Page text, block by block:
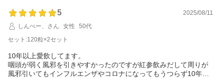
5
2025/08/11
しんぺー、さん
女性
50代
セット:120粒×2セット
10年以上愛飲してます。
咽頭が弱く風邪を引きやすかったのですが紅参飲みだして周りが
風邪引いてもインフルエンザやコロナになってもうつらず10年以